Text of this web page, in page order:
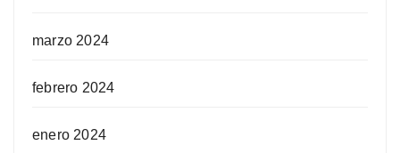
marzo 2024
febrero 2024
enero 2024